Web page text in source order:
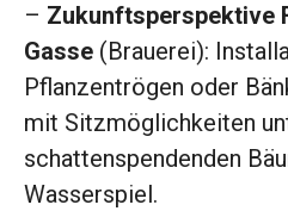
– Zukunftsperspektive
Gasse (Brauerei):
Pflanzentrögen oder
mit Sitzmöglichkeiten
schattenspendenden
Wasserspiel.